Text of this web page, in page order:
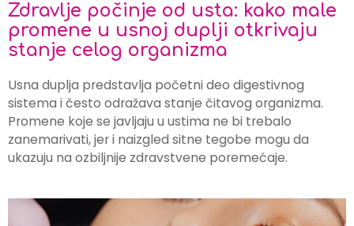
Zdravlje počinje od usta: kako male
promene u usnoj duplji otkrivaju
stanje celog organizma
Usna duplja predstavlja početni deo digestivnog
sistema i često odražava stanje čitavog organizma.
Promene koje se javljaju u ustima ne bi trebalo
zanemarivati, jer i naizgled sitne tegobe mogu da
ukazuju na ozbiljnije zdravstvene poremećaje.